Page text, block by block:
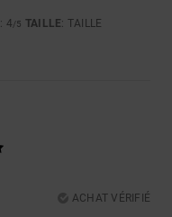
: 4/5 TAILLE: TAILLE
ACHAT VÉRIFIÉ